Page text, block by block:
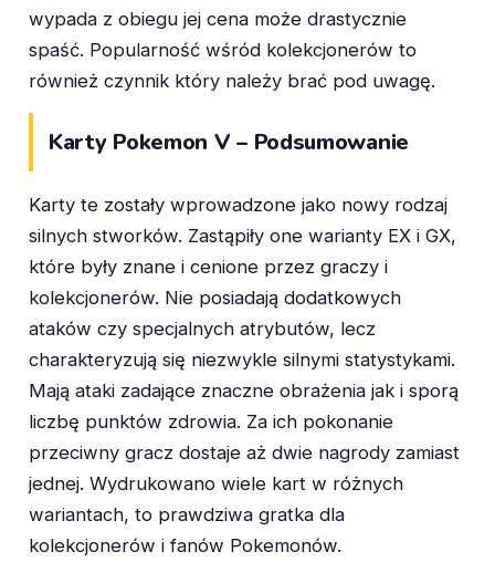
wypada z obiegu jej cena może drastycznie
spaść. Popularność wśród kolekcjonerów to
również czynnik który należy brać pod uwagę.
Karty Pokemon V – Podsumowanie
Karty te zostały wprowadzone jako nowy rodzaj
silnych stworków. Zastąpiły one warianty EX i GX,
które były znane i cenione przez graczy i
kolekcjonerów. Nie posiadają dodatkowych
ataków czy specjalnych atrybutów, lecz
charakteryzują się niezwykle silnymi statystykami.
Mają ataki zadające znaczne obrażenia jak i sporą
liczbę punktów zdrowia. Za ich pokonanie
przeciwny gracz dostaje aż dwie nagrody zamiast
jednej. Wydrukowano wiele kart w różnych
wariantach, to prawdziwa gratka dla
kolekcjonerów i fanów Pokemonów.